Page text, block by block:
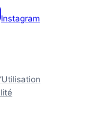
Instagram